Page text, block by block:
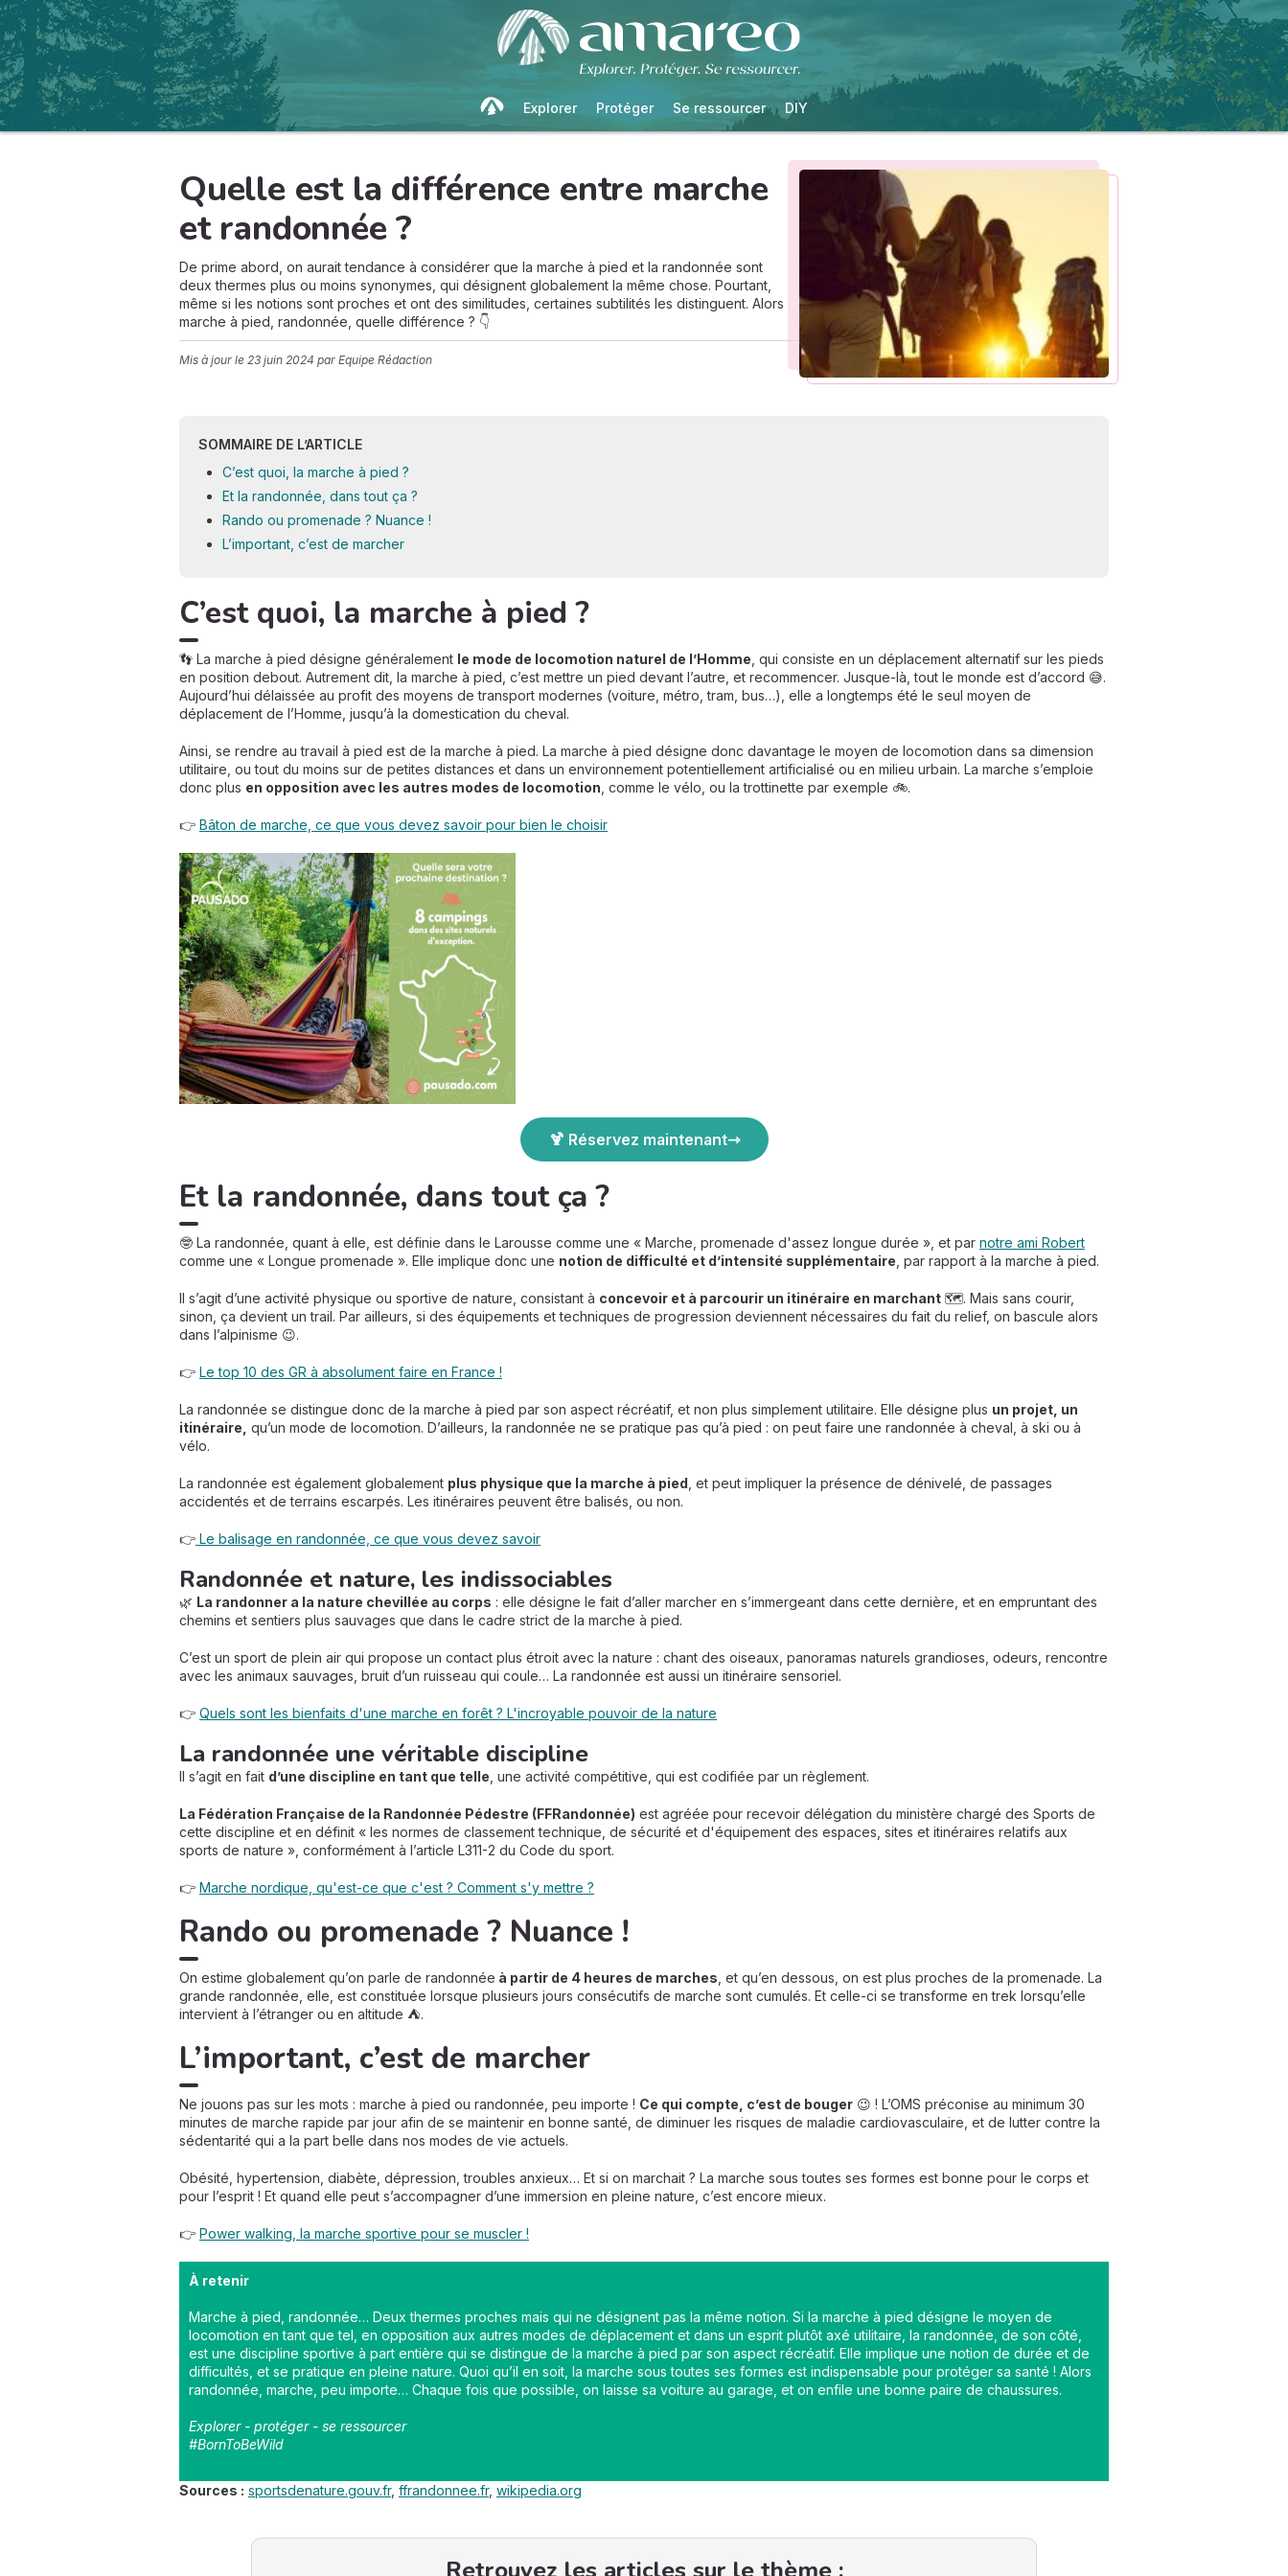
Explorer Protéger Se ressourcer DIY
Quelle est la différence entre marche
et randonnée ?
De prime abord, on aurait tendance à considérer que la marche à pied et la randonnée sont
deux thermes plus ou moins synonymes, qui désignent globalement la même chose. Pourtant,
même si les notions sont proches et ont des similitudes, certaines subtilités les distinguent. Alors
marche à pied, randonnée, quelle différence ? 👇
Mis à jour le 23 juin 2024 par Equipe Rédaction
SOMMAIRE DE L’ARTICLE
C’est quoi, la marche à pied ?
Et la randonnée, dans tout ça ?
Rando ou promenade ? Nuance !
L’important, c’est de marcher
C’est quoi, la marche à pied ?
👣 La marche à pied désigne généralement le mode de locomotion naturel de l’Homme , qui consiste en un déplacement alternatif sur les pieds
en position debout. Autrement dit, la marche à pied, c’est mettre un pied devant l’autre, et recommencer. Jusque-là, tout le monde est d’accord 😅.
Aujourd’hui délaissée au profit des moyens de transport modernes (voiture, métro, tram, bus…), elle a longtemps été le seul moyen de
déplacement de l’Homme, jusqu’à la domestication du cheval.
Ainsi, se rendre au travail à pied est de la marche à pied. La marche à pied désigne donc davantage le moyen de locomotion dans sa dimension
utilitaire, ou tout du moins sur de petites distances et dans un environnement potentiellement artificialisé ou en milieu urbain. La marche s’emploie
donc plus en opposition avec les autres modes de locomotion , comme le vélo, ou la trottinette par exemple 🚲.
👉 Bâton de marche, ce que vous devez savoir pour bien le choisir
🍹 Réservez maintenant
Et la randonnée, dans tout ça ?
🤓 La randonnée, quant à elle, est définie dans le Larousse comme une « Marche, promenade d'assez longue durée », et par notre ami Robert
comme une « Longue promenade ». Elle implique donc une notion de difficulté et d’intensité supplémentaire, par rapport à la marche à pied.
Il s’agit d’une activité physique ou sportive de nature, consistant à concevoir et à parcourir un itinéraire en marchant 🗺️. Mais sans courir,
sinon, ça devient un trail. Par ailleurs, si des équipements et techniques de progression deviennent nécessaires du fait du relief, on bascule alors
dans l’alpinisme 😉.
👉 Le top 10 des GR à absolument faire en France !
La randonnée se distingue donc de la marche à pied par son aspect récréatif, et non plus simplement utilitaire. Elle désigne plus un projet, un
itinéraire, qu’un mode de locomotion. D’ailleurs, la randonnée ne se pratique pas qu’à pied : on peut faire une randonnée à cheval, à ski ou à
vélo.
La randonnée est également globalement plus physique que la marche à pied , et peut impliquer la présence de dénivelé, de passages
accidentés et de terrains escarpés. Les itinéraires peuvent être balisés, ou non.
👉 Le balisage en randonnée, ce que vous devez savoir
Randonnée et nature, les indissociables
🌿 La randonner a la nature chevillée au corps : elle désigne le fait d’aller marcher en s’immergeant dans cette dernière, et en empruntant des
chemins et sentiers plus sauvages que dans le cadre strict de la marche à pied.
C’est un sport de plein air qui propose un contact plus étroit avec la nature : chant des oiseaux, panoramas naturels grandioses, odeurs, rencontre
avec les animaux sauvages, bruit d’un ruisseau qui coule… La randonnée est aussi un itinéraire sensoriel.
👉 Quels sont les bienfaits d'une marche en forêt ? L'incroyable pouvoir de la nature
La randonnée une véritable discipline
Il s’agit en fait d’une discipline en tant que telle, une activité compétitive, qui est codifiée par un règlement.
La Fédération Française de la Randonnée Pédestre (FFRandonnée) est agréée pour recevoir délégation du ministère chargé des Sports de
cette discipline et en définit « les normes de classement technique, de sécurité et d'équipement des espaces, sites et itinéraires relatifs aux
sports de nature », conformément à l’article L311-2 du Code du sport.
👉 Marche nordique, qu'est-ce que c'est ? Comment s'y mettre ?
Rando ou promenade ? Nuance !
On estime globalement qu’on parle de randonnée à partir de 4 heures de marches, et qu’en dessous, on est plus proches de la promenade. La
grande randonnée, elle, est constituée lorsque plusieurs jours consécutifs de marche sont cumulés. Et celle-ci se transforme en trek lorsqu’elle
intervient à l’étranger ou en altitude ⛺.
L’important, c’est de marcher
Ne jouons pas sur les mots : marche à pied ou randonnée, peu importe ! Ce qui compte, c’est de bouger 😉 ! L’OMS préconise au minimum 30
minutes de marche rapide par jour afin de se maintenir en bonne santé, de diminuer les risques de maladie cardiovasculaire, et de lutter contre la
sédentarité qui a la part belle dans nos modes de vie actuels.
Obésité, hypertension, diabète, dépression, troubles anxieux… Et si on marchait ? La marche sous toutes ses formes est bonne pour le corps et
pour l’esprit ! Et quand elle peut s’accompagner d’une immersion en pleine nature, c’est encore mieux.
👉 Power walking, la marche sportive pour se muscler !
À retenir
Marche à pied, randonnée… Deux thermes proches mais qui ne désignent pas la même notion. Si la marche à pied désigne le moyen de
locomotion en tant que tel, en opposition aux autres modes de déplacement et dans un esprit plutôt axé utilitaire, la randonnée, de son côté,
est une discipline sportive à part entière qui se distingue de la marche à pied par son aspect récréatif. Elle implique une notion de durée et de
difficultés, et se pratique en pleine nature. Quoi qu’il en soit, la marche sous toutes ses formes est indispensable pour protéger sa santé ! Alors
randonnée, marche, peu importe… Chaque fois que possible, on laisse sa voiture au garage, et on enfile une bonne paire de chaussures.
Explorer - protéger - se ressourcer
#BornToBeWild
Sources : sportsdenature.gouv.fr, ffrandonnee.fr, wikipedia.org